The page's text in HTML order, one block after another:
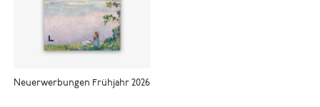
Neuerwerbungen Frühjahr 2026